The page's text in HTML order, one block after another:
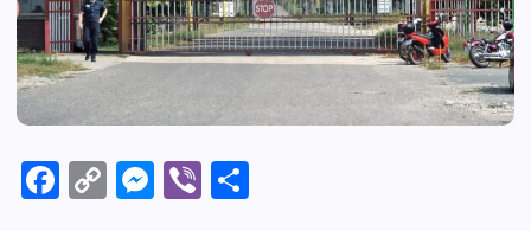
F
C
M
Vi